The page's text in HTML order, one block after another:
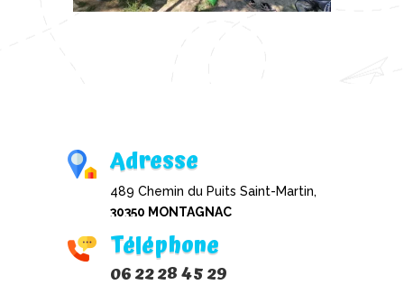
Adresse
489 Chemin du Puits Saint-Martin,
30350 MONTAGNAC
Téléphone
06 22 28 45 29